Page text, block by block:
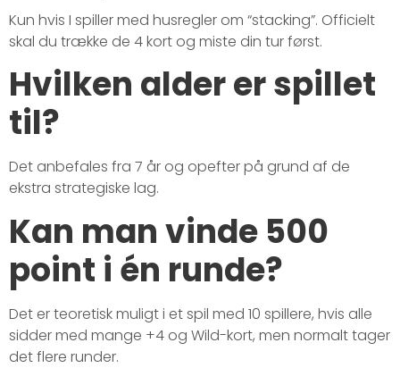
Kun hvis I spiller med husregler om “stacking”. Officielt
skal du trække de 4 kort og miste din tur først.
Hvilken alder er spillet
til?
Det anbefales fra 7 år og opefter på grund af de
ekstra strategiske lag.
Kan man vinde 500
point i én runde?
Det er teoretisk muligt i et spil med 10 spillere, hvis alle
sidder med mange +4 og Wild-kort, men normalt tager
det flere runder.